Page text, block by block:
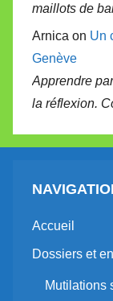
maillots de
Arnica on Un
Genève
Apprendre
la réflexion.
Accueil
Dossiers et
Mutilations